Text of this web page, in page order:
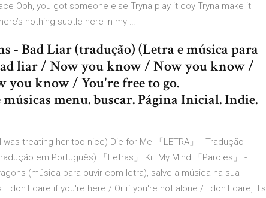
Ooh, you got someone else Tryna play it coy Tryna make it
nothing subtle here In my …
- Bad Liar (tradução) (Letra e música para
liar / Now you know / Now you know /
know / You're free to go.
menu. buscar. Página Inicial. Indie.
treating her too nice) Die for Me 「LETRA」 - Tradução -
em Português) 「Letras」 Kill My Mind 「Paroles」 -
(música para ouvir com letra), salve a música na sua
I don't care if you're here / Or if you're not alone / I don't care, it's